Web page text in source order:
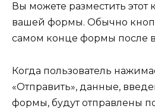
Вы можете разместить
вашей формы. Обычно
самом конце формы после
Когда пользователь
«Отправить», данные,
формы, будут отправлены